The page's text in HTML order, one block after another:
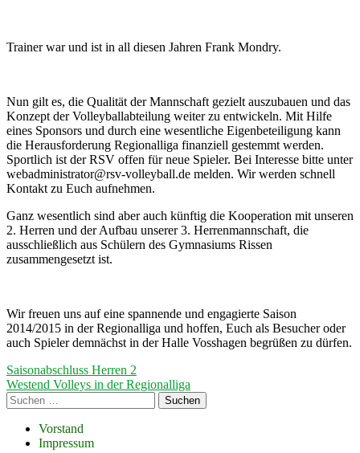
Trainer war und ist in all diesen Jahren Frank Mondry.
Nun gilt es, die Qualität der Mannschaft gezielt auszubauen und das
Konzept der Volleyballabteilung weiter zu entwickeln. Mit Hilfe
eines Sponsors und durch eine wesentliche Eigenbeteiligung kann
die Herausforderung Regionalliga finanziell gestemmt werden.
Sportlich ist der RSV offen für neue Spieler. Bei Interesse bitte unter
webadministrator@rsv-volleyball.de melden. Wir werden schnell
Kontakt zu Euch aufnehmen.
Ganz wesentlich sind aber auch künftig die Kooperation mit unseren
2. Herren und der Aufbau unserer 3. Herrenmannschaft, die
ausschließlich aus Schülern des Gymnasiums Rissen
zusammengesetzt ist.
Wir freuen uns auf eine spannende und engagierte Saison
2014/2015 in der Regionalliga und hoffen, Euch als Besucher oder
auch Spieler demnächst in der Halle Vosshagen begrüßen zu dürfen.
Beitragsnavigation
Vorheriger
Beitrag:
Saisonabschluss Herren 2
Nächster
Beitrag
Westend Volleys in der Regionalliga
Haupt-
Seitenleiste
Suchen
nach:
FooterVorstand
Impressum